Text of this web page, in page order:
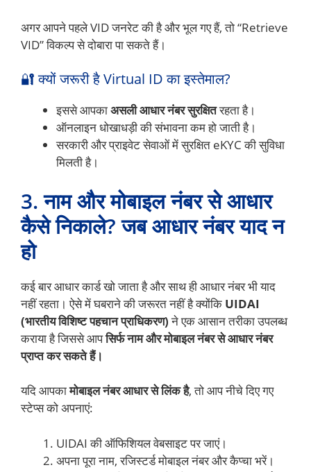
अगर आपने पहले VID जनरेट की है और भूल गए हैं, तो “Retrieve
VID” विकल्प से दोबारा पा सकते हैं।
🔐 क्यों जरूरी है Virtual ID का इस्तेमाल?
इससे आपकाअसली आधार नंबर सुरक्षितरहता है।
ऑनलाइन धोखाधड़ी की संभावना कम हो जाती है।
सरकारी और प्राइवेट सेवाओं में सुरक्षित eKYC की सुविधा
मिलती है।
3. नाम और मोबाइल नंबर से आधार
कैसे निकाले? जब आधार नंबर याद न
हो
कई बार आधार कार्ड खो जाता है और साथ ही आधार नंबर भी याद
नहीं रहता। ऐसे में घबराने की जरूरत नहीं है क्योंकि UIDAI
(भारतीय विशिष्ट पहचान प्राधिकरण)ने एक आसान तरीका उपलब्ध
कराया है जिससे आपसिर्फ नाम और मोबाइल नंबर से आधार नंबर
प्राप्त कर सकते हैं।
यदि आपकामोबाइल नंबर आधार से लिंक है, तो आप नीचे दिए गए
स्टेप्स को अपनाएं:
UIDAI की ऑफिशियल वेबसाइट पर जाएं।
अपना पूरा नाम, रजिस्टर्ड मोबाइल नंबर और कैप्चा भरें।